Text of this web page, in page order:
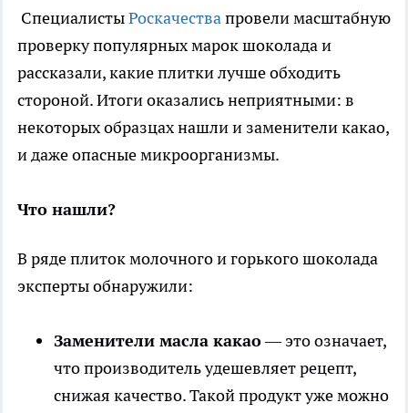
СпециалистыРоскачествапровели масштабную
проверку популярных марок шоколада и
рассказали, какие плитки лучше обходить
стороной. Итоги оказались неприятными: в
некоторых образцах нашли и заменители какао,
и даже опасные микроорганизмы.
Что нашли?
В ряде плиток молочного и горького шоколада
эксперты обнаружили:
Заменители масла какао— это означает,
что производитель удешевляет рецепт,
снижая качество. Такой продукт уже можно